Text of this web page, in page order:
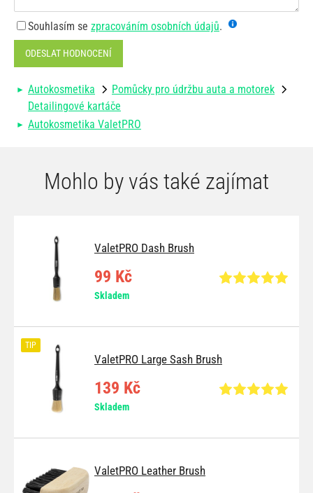
Souhlasím se zpracováním osobních údajů.
ODESLAT HODNOCENÍ
Autokosmetika
Pomůcky pro údržbu auta a motorek
Detailingové kartáče
Autokosmetika ValetPRO
Mohlo by vás také zajímat
ValetPRO Dash Brush
99 Kč
Skladem
ValetPRO Large Sash Brush
TIP
139 Kč
Skladem
ValetPRO Leather Brush